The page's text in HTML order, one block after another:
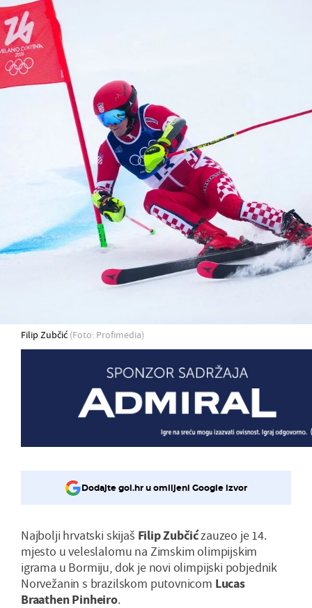
Filip Zubčić (Foto: Profimedia)
Dodajte gol.hr u omiljeni Google izvor
Najbolji hrvatski skijaš FilipZubčićzauzeo je 14.
mjesto u veleslalomu na Zimskim olimpijskim
igrama u Bormiju, dok je novi olimpijski pobjednik
Norvežanin s brazilskom putovnicom Lucas
BraathenPinheiro.